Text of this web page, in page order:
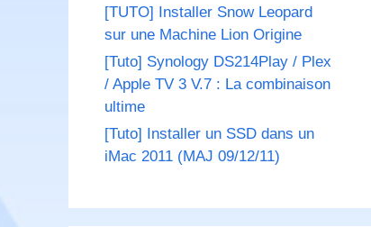
[TUTO] Installer Snow Leopard
sur une Machine Lion Origine
[Tuto] Synology DS214Play / Plex
/ Apple TV 3 V.7 : La combinaison
ultime
[Tuto] Installer un SSD dans un
iMac 2011 (MAJ 09/12/11)